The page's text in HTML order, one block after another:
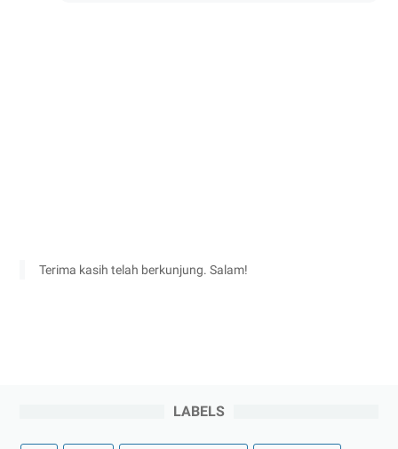
Terima kasih telah berkunjung. Salam!
LABELS